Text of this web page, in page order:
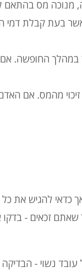
מנוכה מס בהתאם
בעת קבלת דמי
במהלך החופשה.
מהמס. אם
להגיש את כל
זכאים - בדקו
נשוי -